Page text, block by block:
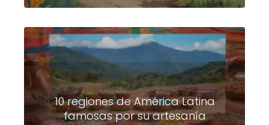
10 regiones de América Latina
famosas por su artesanía